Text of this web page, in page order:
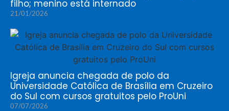
filho; menino está internado
21/01/2026
Igreja anuncia chegada de polo da
Universidade Católica de Brasília em Cruzeiro
do Sul com cursos gratuitos pelo ProUni
07/07/2026